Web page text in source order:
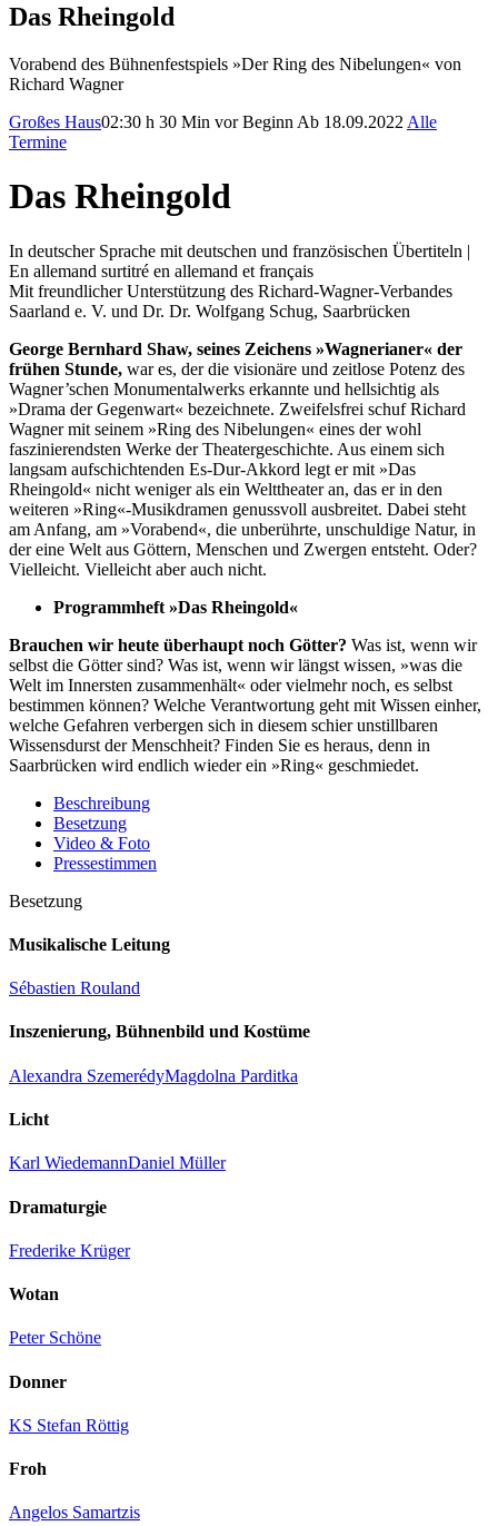
Das Rheingold
Vorabend des Bühnenfestspiels »Der Ring des Nibelungen« von
Richard Wagner
Großes Haus02:30 h 30 Min vor Beginn Ab 18.09.2022 Alle
Termine
Das Rheingold
In deutscher Sprache mit deutschen und französischen Übertiteln |
En allemand surtitré en allemand et français
Mit freundlicher Unterstützung des Richard-Wagner-Verbandes
Saarland e. V. und Dr. Dr. Wolfgang Schug, Saarbrücken
George Bernhard Shaw, seines Zeichens »Wagnerianer« der
frühen Stunde, war es, der die visionäre und zeitlose Potenz des
Wagner’schen Monumentalwerks erkannte und hellsichtig als
»Drama der Gegenwart« bezeichnete. Zweifelsfrei schuf Richard
Wagner mit seinem »Ring des Nibelungen« eines der wohl
faszinierendsten Werke der Theatergeschichte. Aus einem sich
langsam aufschichtenden Es-Dur-Akkord legt er mit »Das
Rheingold« nicht weniger als ein Welttheater an, das er in den
weiteren »Ring«-Musikdramen genussvoll ausbreitet. Dabei steht
am Anfang, am »Vorabend«, die unberührte, unschuldige Natur, in
der eine Welt aus Göttern, Menschen und Zwergen entsteht. Oder?
Vielleicht. Vielleicht aber auch nicht.
Programmheft »Das Rheingold«
Brauchen wir heute überhaupt noch Götter? Was ist, wenn wir
selbst die Götter sind? Was ist, wenn wir längst wissen, »was die
Welt im Innersten zusammenhält« oder vielmehr noch, es selbst
bestimmen können? Welche Verantwortung geht mit Wissen einher,
welche Gefahren verbergen sich in diesem schier unstillbaren
Wissensdurst der Menschheit? Finden Sie es heraus, denn in
Saarbrücken wird endlich wieder ein »Ring« geschmiedet.
Beschreibung
Besetzung
Video & Foto
Pressestimmen
Besetzung
Musikalische Leitung
Sébastien Rouland
Inszenierung, Bühnenbild und Kostüme
Alexandra SzemerédyMagdolna Parditka
Licht
Karl WiedemannDaniel Müller
Dramaturgie
Frederike Krüger
Wotan
Peter Schöne
Donner
KS Stefan Röttig
Froh
Angelos Samartzis